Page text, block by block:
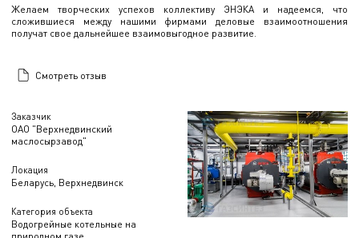
Заказчик
ОАО "Верхнедвинский
маслосырзавод"
Локация
Беларусь, Верхнедвинск
Категория объекта
Водогрейные котельные на
Желаем творческих успехов коллективу ЭНЭКА и надеемся, что
сложившиеся между нашими фирмами деловые взаимоотношения
получат свое дальнейшее взаимовыгодное развитие.
Смотреть отзыв